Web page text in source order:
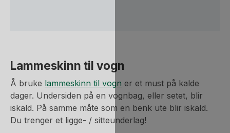
Lammeskinn til vogn
Å bruke lammeskinn til vogn er et must på kalde
dager. Undersiden på en vognbag, eller setet, blir
iskald. På samme måte som en benk ute blir iskald.
Du trenger et ligge- / sitteunderlag!